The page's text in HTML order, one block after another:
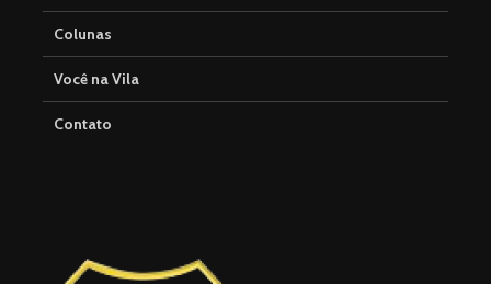
Colunas
Você na Vila
Contato